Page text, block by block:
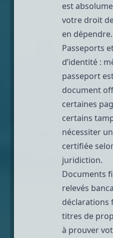
est
votre droit
en dépendre.
Passeports
d’identité :
passeport
document
certaines
certains
nécessiter
certifiée
juridiction.
Documents
relevés
déclarations
titres de
à prouver